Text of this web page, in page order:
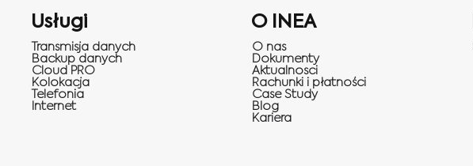
Usługi
Transmisja danych
Backup danych
Cloud PRO
Kolokacja
Telefonia
Internet
O INEA
O nas
Dokumenty
Aktualnosci
Rachunki i płatności
Case Study
Blog
Kariera